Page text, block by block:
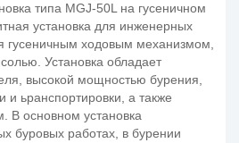
типа MGJ-50L на гусеничном
установка для инженерных
гусеничным ходовым механизмом,
Установка обладает
высокой мощностью бурения,
и ьранспортировки, а также
В основном установка
буровых работах, в бурении